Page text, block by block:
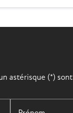
astérisque (*) sont